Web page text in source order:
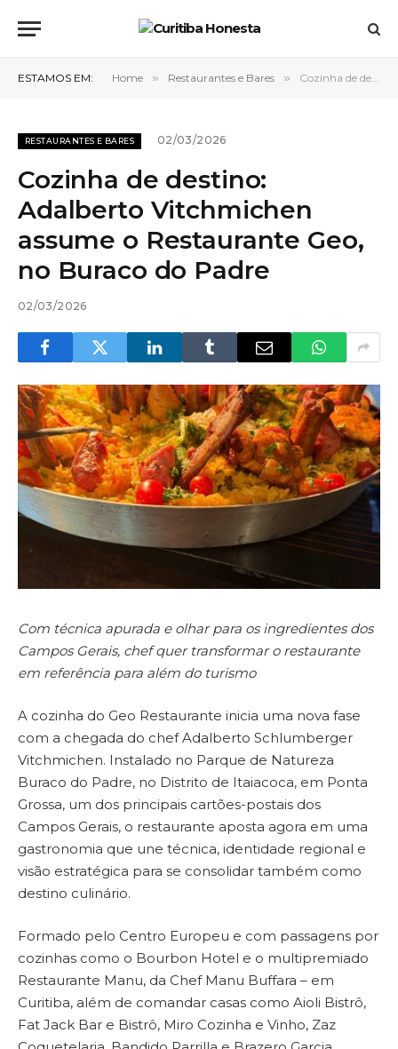
ESTAMOS EM: Home » Restaurantes e Bares » Cozinha de destino: Adalberto Vitchmichen assume o Restaurante Geo, no Buraco do Padre
RESTAURANTES E BARES 02/03/2026
Cozinha de destino:
Adalberto Vitchmichen
assume o Restaurante Geo,
no Buraco do Padre
02/03/2026
Com técnica apurada e olhar para os ingredientes dos
Campos Gerais, chef quer transformar o restaurante
em referência para além do turismo
A cozinha do Geo Restaurante inicia uma nova fase
com a chegada do chef Adalberto Schlumberger
Vitchmichen. Instalado no Parque de Natureza
Buraco do Padre, no Distrito de Itaiacoca, em Ponta
Grossa, um dos principais cartões-postais dos
Campos Gerais, o restaurante aposta agora em uma
gastronomia que une técnica, identidade regional e
visão estratégica para se consolidar também como
destino culinário.
Formado pelo Centro Europeu e com passagens por
cozinhas como o Bourbon Hotel e o multipremiado
Restaurante Manu, da Chef Manu Buffara – em
Curitiba, além de comandar casas como Aioli Bistrô,
Fat Jack Bar e Bistrô, Miro Cozinha e Vinho, Zaz